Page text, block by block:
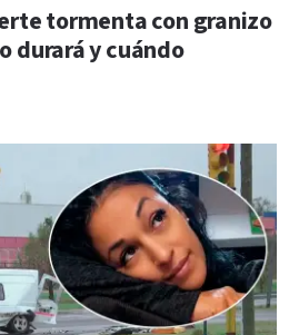
tormenta con granizo
durará y cuándo